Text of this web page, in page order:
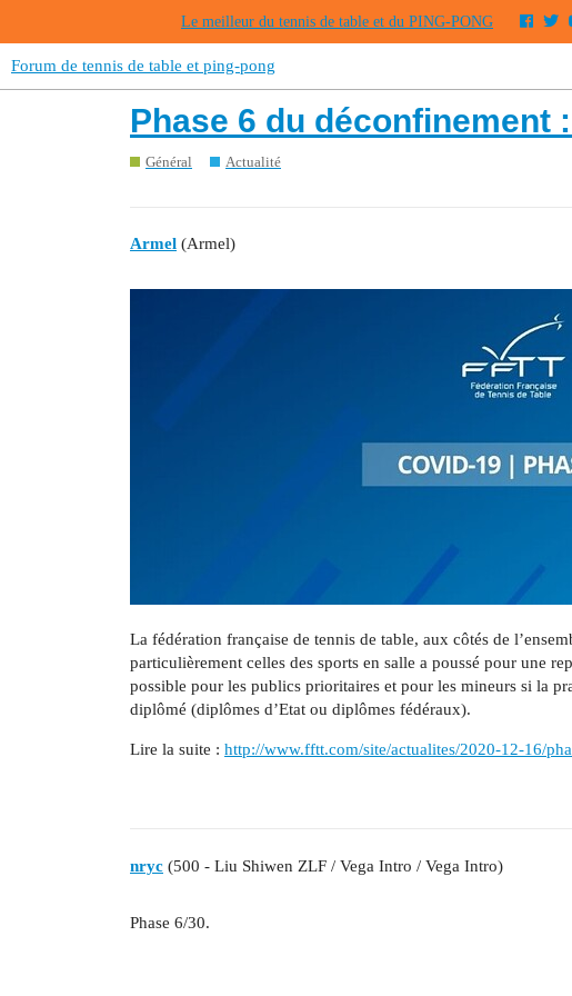
Le meilleur du tennis de table et du PING-PONG
Forum de tennis de table et ping-pong
Phase 6 du déconfinement
Général Actualité
Armel (Armel)
La fédération française de tennis de table, aux côtés de
particulièrement celles des sports en salle a poussé pour une
possible pour les publics prioritaires et pour les mineurs si la
diplômé (diplômes d’Etat ou diplômes fédéraux).
Lire la suite : http://www.fftt.com/site/actualites/2020-12-16/
nryc (500 - Liu Shiwen ZLF / Vega Intro / Vega Intro)
Phase 6/30.